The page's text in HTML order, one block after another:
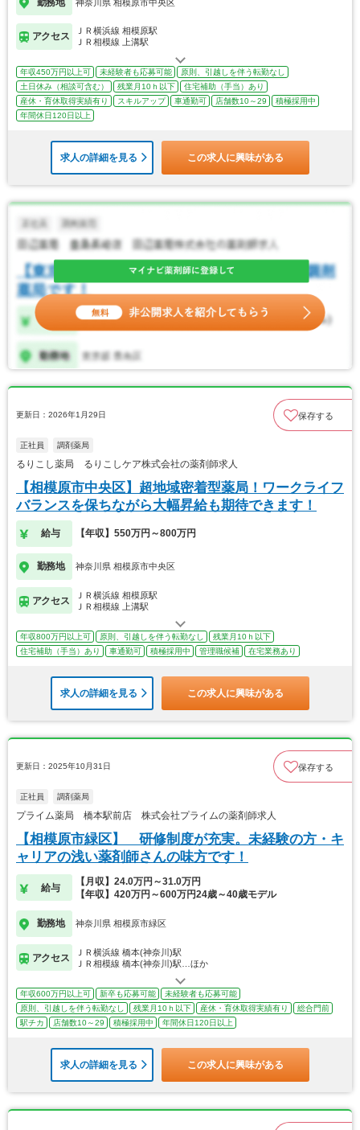
神奈川県 相模原市中央区
アクセス
ＪＲ横浜線 相模原駅
ＪＲ相模線 上溝駅
年収450万円以上可 未経験者も応募可能
原則、引越しを伴う転勤なし
土日休み（相談可含む）
残業月10ｈ以下
住宅補助（手当）あり
産休・育休取得実績有り
スキルアップ 車通勤可 店舗数10～29
積極採用中
年間休日120日以上
求人の詳細を見る この求人に興味がある
更新日：2026年1月29日 保存する
正社員 調剤薬局
るりこし薬局 るりこしケア株式会社の薬剤師求人
【相模原市中央区】超地域密着型薬局！ワークライフ
バランスを保ちながら大幅昇給も期待できます！
給与 【年収】550万円～800万円
勤務地 神奈川県 相模原市中央区
アクセス
ＪＲ横浜線 相模原駅
ＪＲ相模線 上溝駅
年収800万円以上可 原則、引越しを伴う転勤なし
残業月10ｈ以下
住宅補助（手当）あり
車通勤可 積極採用中 管理職候補 在宅業務あり
求人の詳細を見る この求人に興味がある
更新日：2025年10月31日 保存する
正社員 調剤薬局
プライム薬局 橋本駅前店 株式会社プライムの薬剤師求人
【相模原市緑区】 研修制度が充実。未経験の方・キ
ャリアの浅い薬剤師さんの味方です！
給与
【月収】24.0万円～31.0万円
【年収】420万円～600万円24歳～40歳モデル
勤務地 神奈川県 相模原市緑区
アクセス
ＪＲ横浜線 橋本(神奈川)駅
ＪＲ相模線 橋本(神奈川)駅…ほか
年収600万円以上可 新卒も応募可能
未経験者も応募可能
原則、引越しを伴う転勤なし
残業月10ｈ以下 産休・育休取得実績有り
総合門前
駅チカ
店舗数10～29 積極採用中 年間休日120日以上
求人の詳細を見る この求人に興味がある